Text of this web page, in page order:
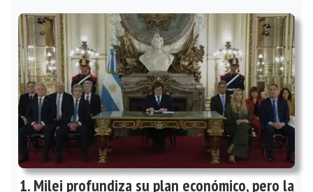
Milei profundiza su plan económico, pero la